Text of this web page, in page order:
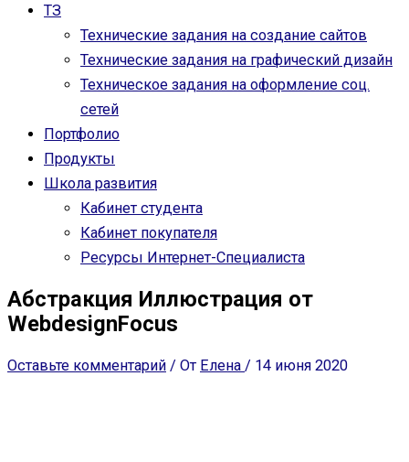
ТЗ
Технические задания на создание сайтов
Технические задания на графический дизайн
Техническое задания на оформление соц.
сетей
Портфолио
Продукты
Школа развития
Кабинет студента
Кабинет покупателя
Ресурсы Интернет-Специалиста
Абстракция Иллюстрация от
WebdesignFocus
Оставьте комментарий / От Елена / 14 июня 2020